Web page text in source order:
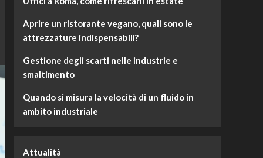
Aprire un ristorante vegano, quali sono le
attrezzature indispensabili?
Gestione degli scarti nelle industrie e
smaltimento
Quando si misura la velocità di un fluido in
ambito industriale
Attualità